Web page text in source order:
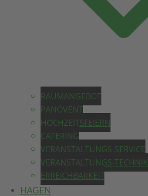
RAUMANGEBOT
PANOVENT
HOCHZEITSFEIERN
CATERING
VERANSTALTUNGS-SERVICE
VERANSTALTUNGS-TECHNIK
ERREICHBARKEIT
HAGEN